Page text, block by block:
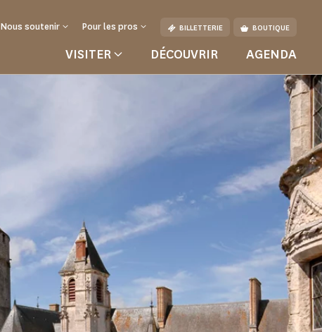
Nous soutenir Pour les pros BILLETTERIE BOUTIQUE
VISITER DÉCOUVRIR AGENDA